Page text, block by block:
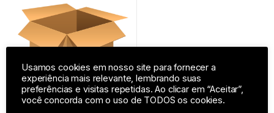
Usamos cookies em nosso site para fornecer a
experiência mais relevante, lembrando suas
preferências e visitas repetidas. Ao clicar em “Aceitar”,
você concorda com o uso de TODOS os cookies.